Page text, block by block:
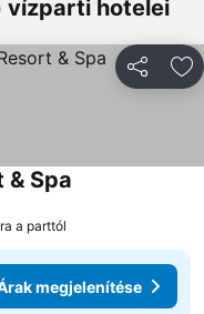
vízparti hotelei
& Spa
a parttól
megjelenítése